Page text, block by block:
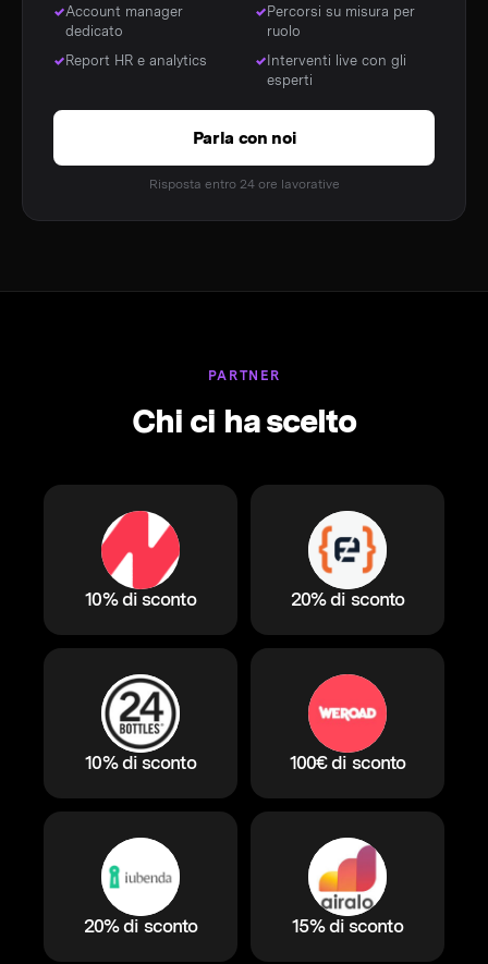
Account manager
dedicato
Percorsi su misura per
ruolo
Report HR e analytics
Interventi live con gli
esperti
Parla con noi
Risposta entro 24 ore lavorative
PARTNER
Chi ci ha scelto
10% di sconto 20% di sconto
10% di sconto 100€ di sconto
20% di sconto 15% di sconto